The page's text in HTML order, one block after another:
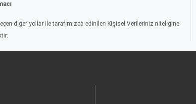
diğer yollar ile tarafımızca edinilen Kişisel Verileriniz niteliğine